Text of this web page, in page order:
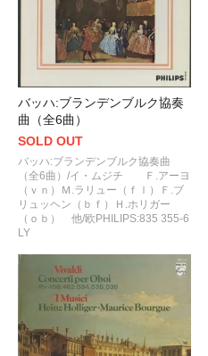
バッハ:ブランデンブルク協奏
曲（全6曲）
SOLD OUT
バッハ:ブランデンブルク協奏曲
（全6曲）/イ・ムジチ Ｆ.アーヨ
（ｖｎ）Ｍ.ラリュー（ｆｌ）Ｆ.ブ
リュッヘン（ｂｆ）Ｈ.ホリガー
（ｏｂ） 他/欧PHILIPS:835 355-6
LY